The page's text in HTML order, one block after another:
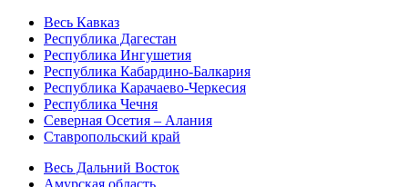
Весь Кавказ
Республика Дагестан
Республика Ингушетия
Республика Кабардино-Балкария
Республика Карачаево-Черкесия
Республика Чечня
Северная Осетия – Алания
Ставропольский край
Весь Дальний Восток
Амурская область